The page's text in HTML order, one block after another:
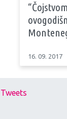
16. 09. 2017